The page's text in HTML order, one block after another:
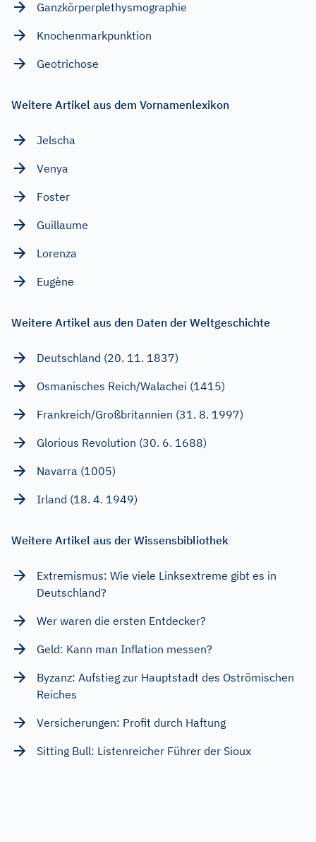
Ganzkörperplethysmographie
Knochenmarkpunktion
Geotrichose
Weitere Artikel aus dem Vornamenlexikon
Jelscha
Venya
Foster
Guillaume
Lorenza
Eugène
Weitere Artikel aus den Daten der Weltgeschichte
Deutschland (20. 11. 1837)
Osmanisches Reich/Walachei (1415)
Frankreich/Großbritannien (31. 8. 1997)
Glorious Revolution (30. 6. 1688)
Navarra (1005)
Irland (18. 4. 1949)
Weitere Artikel aus der Wissensbibliothek
Extremismus: Wie viele Linksextreme gibt es in
Deutschland?
Wer waren die ersten Entdecker?
Geld: Kann man Inflation messen?
Byzanz: Aufstieg zur Hauptstadt des Oströmischen
Reiches
Versicherungen: Profit durch Haftung
Sitting Bull: Listenreicher Führer der Sioux